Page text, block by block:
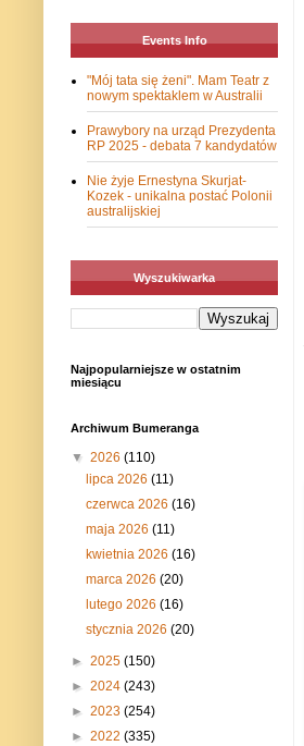
Events Info
"Mój tata się żeni". Mam Teatr z
nowym spektaklem w Australii
Prawybory na urząd Prezydenta
RP 2025 - debata 7 kandydatów
Nie żyje Ernestyna Skurjat-
Kozek - unikalna postać Polonii
australijskiej
Wyszukiwarka
Najpopularniejsze w ostatnim
miesiącu
Archiwum Bumeranga
▼ 2026 (110)
lipca 2026(11)
czerwca 2026(16)
maja 2026(11)
kwietnia 2026(16)
marca 2026(20)
lutego 2026(16)
stycznia 2026(20)
► 2025 (150)
► 2024 (243)
► 2023 (254)
► 2022 (335)